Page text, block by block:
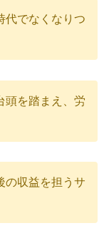
代でなくなりつ
頭を踏まえ、労
の収益を担うサ